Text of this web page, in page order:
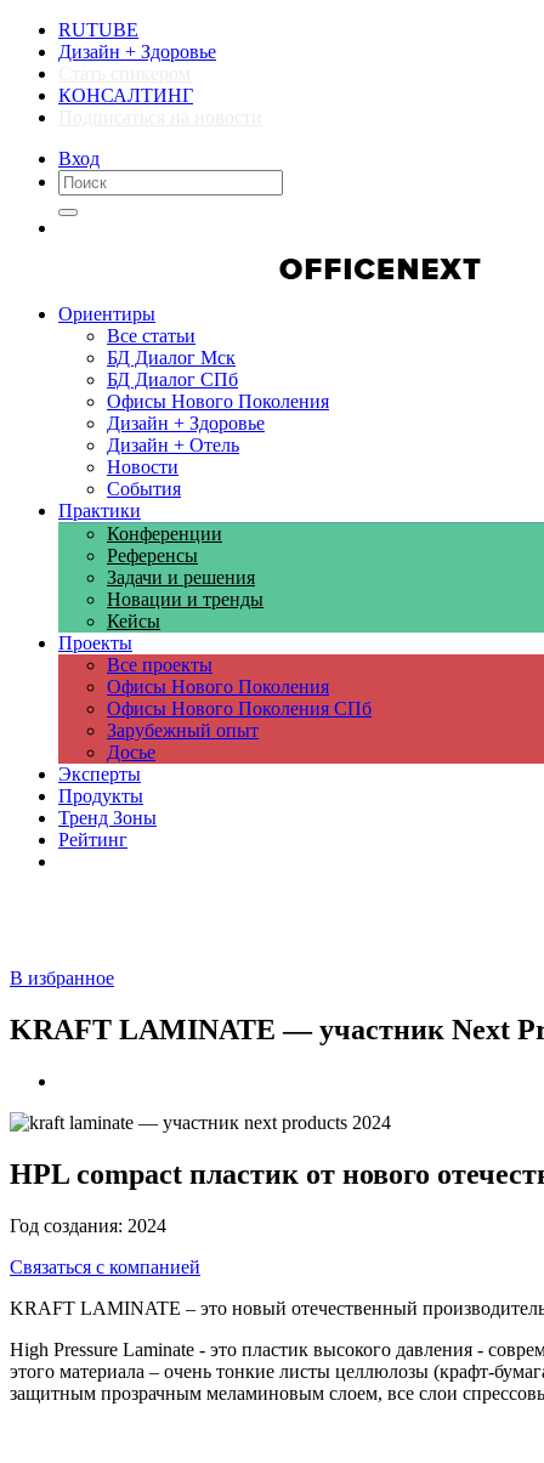
RUTUBE
Дизайн + Здоровье
КОНСАЛТИНГ
Вход
Ориентиры
Все статьи
БД Диалог Мск
БД Диалог СПб
Офисы Нового Поколения
Дизайн + Здоровье
Дизайн + Отель
Новости
События
Практики
Конференции
Референсы
Задачи и решения
Новации и тренды
Кейсы
Проекты
Все проекты
Офисы Нового Поколения
Офисы Нового Поколения СПб
Зарубежный опыт
Досье
Эксперты
Продукты
Тренд Зоны
Рейтинг
В избранное
KRAFT LAMINATE — участник Next
HPL compact пластик от нового
Год создания: 2024
Связаться с компанией
KRAFT LAMINATE – это новый отечественный
High Pressure Laminate - это пластик высокого давления -
этого материала – очень тонкие листы целлюлозы (крафт-
защитным прозрачным меламиновым слоем, все слои